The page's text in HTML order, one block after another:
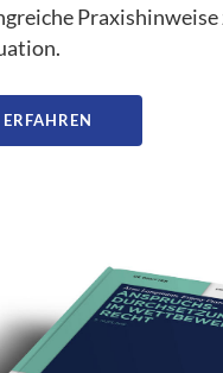
Praxishinweise